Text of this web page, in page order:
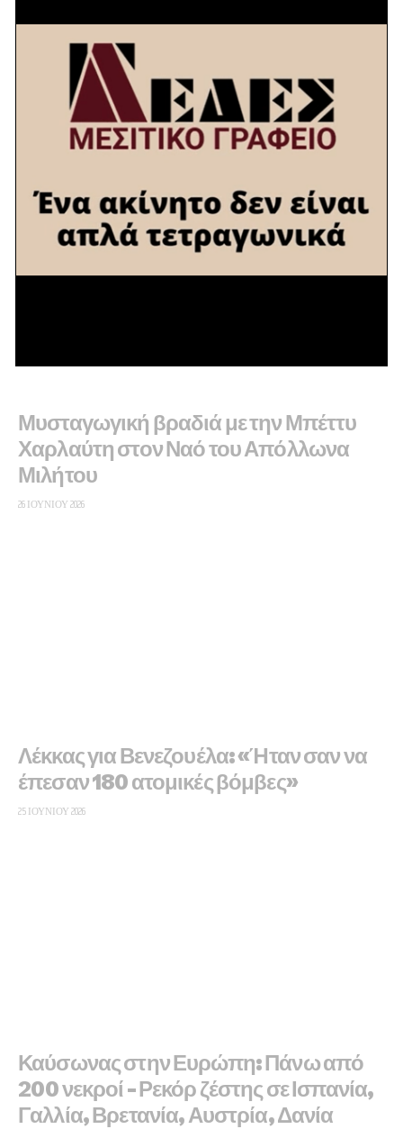
Ο Ελληνικός Ερυθρός Σταυρός
συγκεντρώνει χρήματα για τους
σεισμοπαθείς της Βενεζουέλας
Μυσταγωγική βραδιά με την Μπέττυ
Χαρλαύτη στον Ναό του Απόλλωνα
Μιλήτου
26 ΙΟΥΝΊΟΥ 2026
Λέκκας για Βενεζουέλα: «Ήταν σαν να
έπεσαν 180 ατομικές βόμβες»
25 ΙΟΥΝΊΟΥ 2026
Καύσωνας στην Ευρώπη: Πάνω από
200 νεκροί – Ρεκόρ ζέστης σε Ισπανία,
Γαλλία, Βρετανία, Αυστρία, Δανία